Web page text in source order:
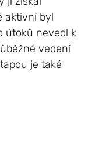
aktivní byl
útoků nevedl k
vedení
je také